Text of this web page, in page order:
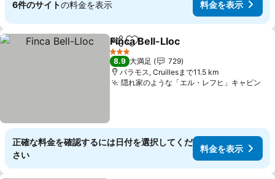
6件のサイトの料金を表示 料金を表示
シェアお気に入りに追加
Finca Bell-Lloc
3 ホテルのランク
8.9 大満足
729
パラモス, Cruillesまで11.5 km
隠れ家のような「エル・レフヒ」キャビン
正確な料金を確認するには日付を選択してくだ
さい
料金を表示